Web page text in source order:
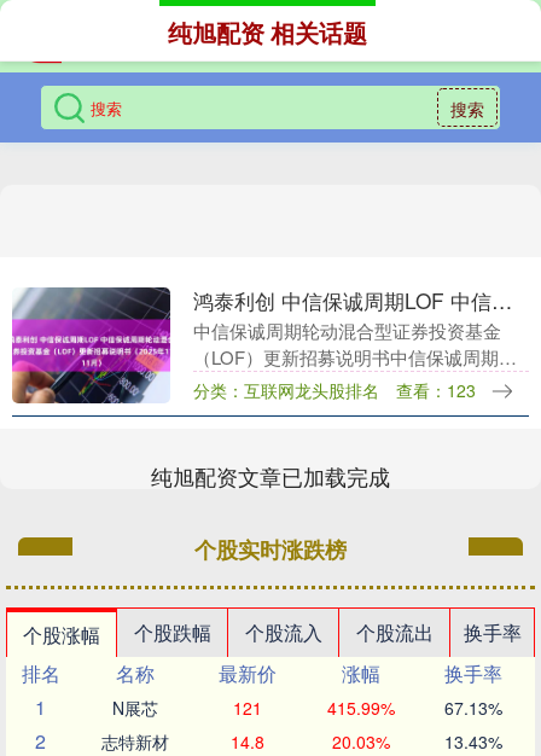
搜索
纯旭配资 相关话题
鸿泰利创 中信保诚周期LOF 中信保诚周期轮动混合型证券投资基金（LOF）更新招募说明书（2025年11月）
中信保诚周期轮动混合型证券投资基金
（LOF）更新招募说明书中信保诚周期轮
动混合型证券投资基金（LOF）更新招募
说明书（2025年11月）基金管理人：中信
分类：互联网龙头股排名 查看：123
纯旭配资文章已加载完成
个股实时涨跌榜
个股涨幅 个股跌幅 个股流入 个股流出
换手率
排名
名称 最新价 涨幅
换手率
1
N展芯 121 415.99% 67.13%
2 志特新材 14.8 20.03% 13.43%